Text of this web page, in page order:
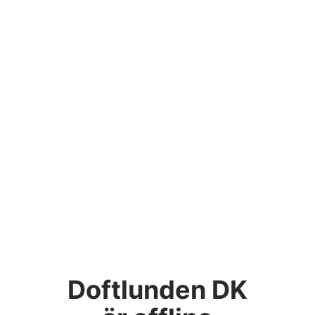
Doftlunden DK